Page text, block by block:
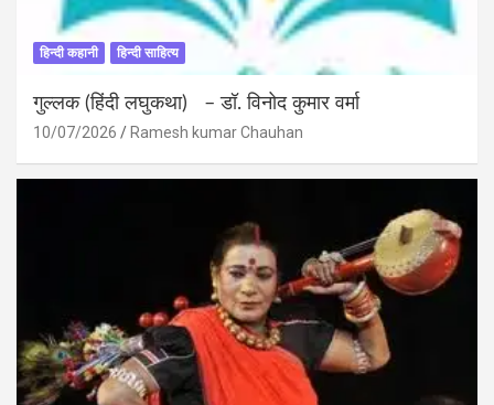
हिन्दी कहानी हिन्दी साहित्य
गुल्लक (हिंदी लघुकथा) – डॉ. विनोद कुमार वर्मा
10/07/2026 Ramesh kumar Chauhan